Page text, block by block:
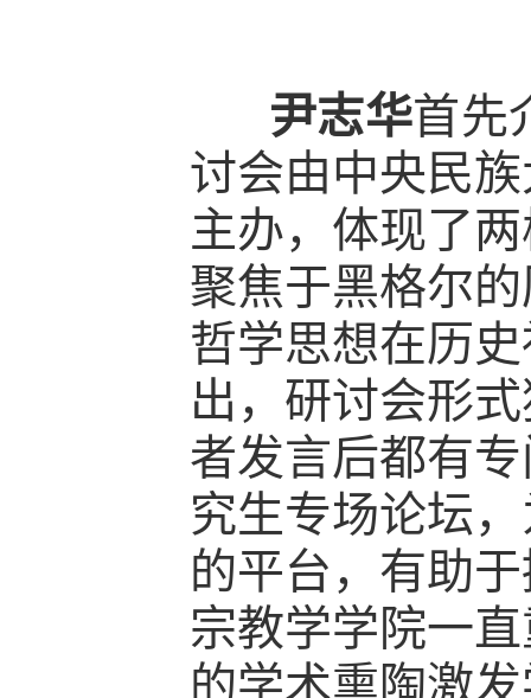
尹志华首先
讨会由中央民
主办，体现了
聚焦于黑格尔
哲学思想在历
出，研讨会形
者发言后都有
究生专场论坛
的平台，有助
宗教学学院一
的学术熏陶激